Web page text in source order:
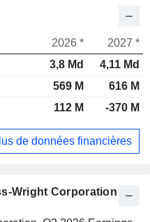
Wright Corporation
2026 *
2027 *
3,8 Md
4,11 Md
569 M
616 M
112 M -370 M
de données financières